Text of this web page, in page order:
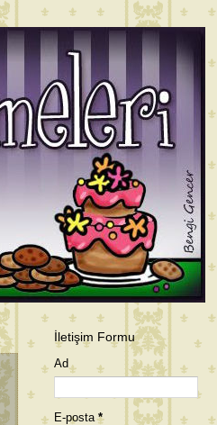
İletişim Formu
Ad
E-posta*